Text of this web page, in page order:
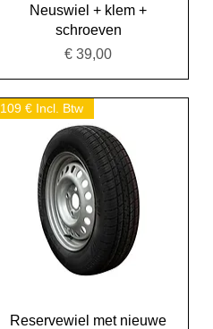
Snel overzicht
Neuswiel + klem +
schroeven
Prijs
€ 39,00
Snel overzicht
109 € Incl. Btw
Reservewiel met nieuwe